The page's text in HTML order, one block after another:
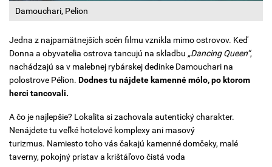
Damouchari, Pelion
Jedna z najpamätnejších scén filmu vznikla mimo ostrovov. Keď
Donna a obyvatelia ostrova tancujú na skladbu „Dancing Queen“,
nachádzajú sa v malebnej rybárskej dedinke Damouchari na
polostrove Pélion. Dodnes tu nájdete kamenné mólo, po ktorom
herci tancovali.
A čo je najlepšie? Lokalita si zachovala autentický charakter.
Nenájdete tu veľké hotelové komplexy ani masový
turizmus. Namiesto toho vás čakajú kamenné domčeky, malé
taverny, pokojný prístav a krištáľovo čistá voda